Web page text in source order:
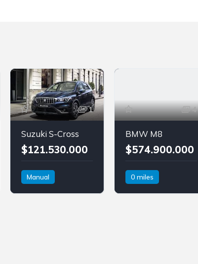
1
Suzuki S-Cross
$121.530.000
Manual
4
BMW M8
$574.900.000
0 miles